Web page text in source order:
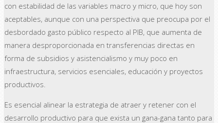
con estabilidad de las variables macro y micro, que hoy son
aceptables, aunque con una perspectiva que preocupa por el
desbordado gasto público respecto al PIB, que aumenta de
manera desproporcionada en transferencias directas en
forma de subsidios y asistencialismo y muy poco en
infraestructura, servicios esenciales, educación y proyectos
productivos.
Es esencial alinear la estrategia de atraer y retener con el
desarrollo productivo para que exista un gana-gana tanto para